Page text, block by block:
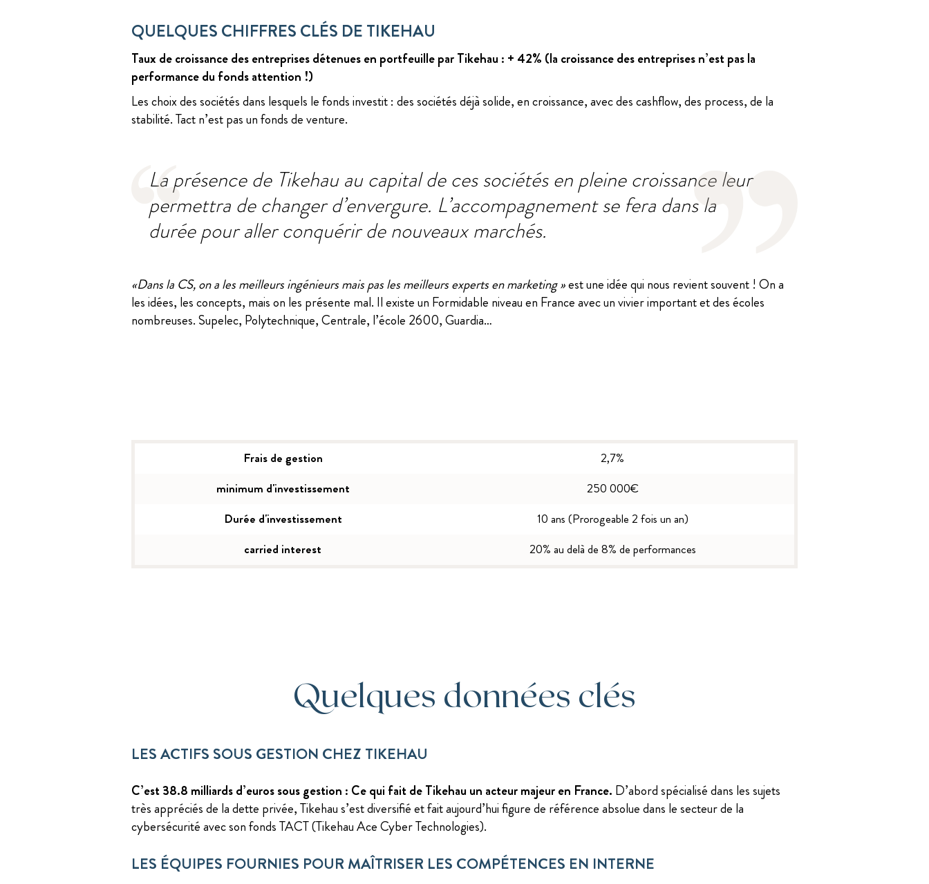
QUELQUES CHIFFRES CLÉS DE TIKEHAU
Taux de croissance des entreprises détenues en portfeuille par Tikehau : + 42% (la croissance des entreprises n’est pas la
performance du fonds attention !)
Les choix des sociétés dans lesquels le fonds investit : des sociétés déjà solide, en croissance, avec des cashflow, des process, de la
stabilité. Tact n’est pas un fonds de venture.
La présence de Tikehau au capital de ces sociétés en pleine croissance leur
permettra de changer d’envergure. L’accompagnement se fera dans la
durée pour aller conquérir de nouveaux marchés.
«Dans la CS, on a les meilleurs ingénieurs mais pas les meilleurs experts en marketing »est une idée qui nous revient souvent ! On a
les idées, les concepts, mais on les présente mal. Il existe un Formidable niveau en France avec un vivier important et des écoles
nombreuses. Supelec, Polytechnique, Centrale, l’école 2600, Guardia…
Frais de gestion
2,7%
minimum d'investissement
250 000€
Durée d'investissement
10 ans (Prorogeable 2 fois un an)
carried interest
20% au delà de 8% de performances
Quelques données clés
LES ACTIFS SOUS GESTION CHEZ TIKEHAU
C’est 38.8 milliards d’euros sous gestion : Ce qui fait de Tikehau un acteur majeur en France. D’abord spécialisé dans les sujets
très appréciés de la dette privée, Tikehau s’est diversifié et fait aujourd’hui figure de référence absolue dans le secteur de la
cybersécurité avec son fonds TACT (Tikehau Ace Cyber Technologies).
LES ÉQUIPES FOURNIES POUR MAÎTRISER LES COMPÉTENCES EN INTERNE